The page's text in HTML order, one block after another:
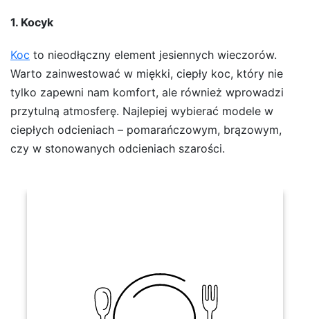
1. Kocyk
Koc to nieodłączny element jesiennych wieczorów.
Warto zainwestować w miękki, ciepły koc, który nie
tylko zapewni nam komfort, ale również wprowadzi
przytulną atmosferę. Najlepiej wybierać modele w
ciepłych odcieniach – pomarańczowym, brązowym,
czy w stonowanych odcieniach szarości.